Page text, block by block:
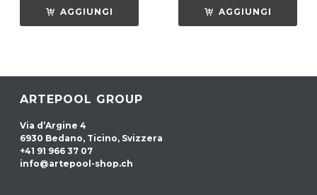
AGGIUNGI AGGIUNGI
ARTEPOOL GROUP
Via d’Argine 4
6930 Bedano, Ticino, Svizzera
+41 91 966 37 07
info@artepool-shop.ch